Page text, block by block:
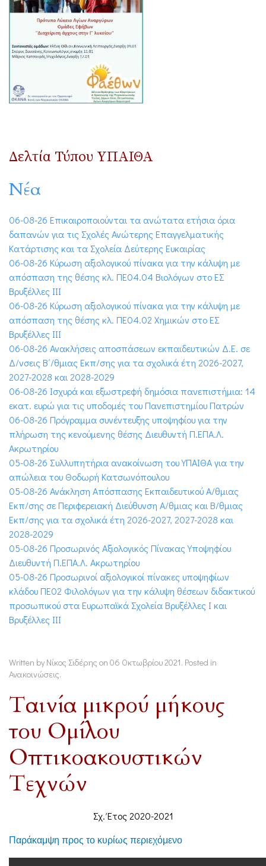
Δελτία Τύπου ΥΠΑΙΘΑ
Νέα
06-08-26 Επικαιροποιούνται τα ανώτατα ετήσια όρια
δαπανών για τις Σχολές Ανώτερης Επαγγελματικής
Κατάρτισης και τα Σχολεία Δεύτερης Ευκαιρίας
06-08-26 Κύρωση αξιολογικού πίνακα για την κάλυψη με
απόσπαση της θέσης κλ. ΠΕ04.04 Βιολόγων στο ΕΣ
Βρυξέλλες ΙΙΙ
06-08-26 Κύρωση αξιολογικού πίνακα για την κάλυψη με
απόσπαση της θέσης κλ. ΠΕ04.02 Χημικών στο ΕΣ
Βρυξέλλες ΙΙΙ
06-08-26 Ανακλήσεις αποσπάσεων εκπαιδευτικών Δ.Ε. σε
Δ/νσεις Β΄/θμιας Εκπ/σης για τα σχολικά έτη 2026-2027,
2027-2028 και 2028-2029
06-08-26 Ισχυρά και εξωστρεφή δημόσια πανεπιστήμια: 14
εκατ. ευρώ για τις υποδομές του Πανεπιστημίου Πατρών
06-08-26 Πρόγραμμα συνέντευξης υποψηφίου για την
πλήρωση της κενούμενης θέσης Διευθυντή Π.ΕΠΑ.Λ.
Ακρωτηρίου
05-08-26 Συλλυπητήρια ανακοίνωση του ΥΠΑΙΘΑ για την
απώλεια του Θοδωρή Κατσωνόπουλου
05-08-26 Ανάκληση Απόσπασης Εκπαιδευτικού Α/θμιας
Εκπ/σης σε Περιφερειακή Διεύθυνση Α/θμιας και Β/θμιας
Εκπ/σης για τα σχολικά έτη 2026-2027, 2027-2028 και
2028-2029
05-08-26 Προσωρινός Αξιολογικός Πίνακας Υποψηφίου
Διευθυντή Π.ΕΠΑ.Λ. Ακρωτηρίου
05-08-26 Προσωρινοί αξιολογικοί πίνακες υποψηφίων
κλάδου ΠΕ02 Φιλολόγων για την κάλυψη θέσεων διδακτικού
προσωπικού στα Ευρωπαϊκά Σχολεία Βρυξέλλες Ι και
Βρυξέλλες ΙΙΙ
Written by Νίκος Σιδέρης on 06 Οκτωβρίου 2021. Posted in
Ανακοινώσεις.
Ταινία μικρού μήκους
του Ομίλου
Οπτικοακουστικών
Τεχνών
Σχ. Έτος 2020-2021